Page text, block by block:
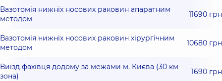
Вазотомія нижніх носових раковин апаратним
методом
11690 грн
Вазотомія нижніх носових раковин хірургічним
методом
10680 грн
Виїзд фахівця додому за межами м. Києва (30 км
зона)
1690 грн